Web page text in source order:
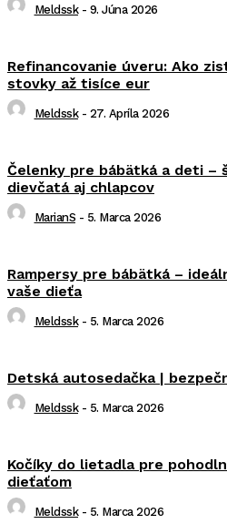
Meldssk - 9. Júna 2026
Refinancovanie úveru: Ako
stovky až tisíce eur
Meldssk - 27. Apríla 2026
Čelenky pre bábätká a deti –
dievčatá aj chlapcov
MarianS - 5. Marca 2026
Rampersy pre bábätká –
vaše dieťa
Meldssk - 5. Marca 2026
Detská autosedačka |
Meldssk - 5. Marca 2026
Kočíky do lietadla pre
dieťaťom
Meldssk - 5. Marca 2026